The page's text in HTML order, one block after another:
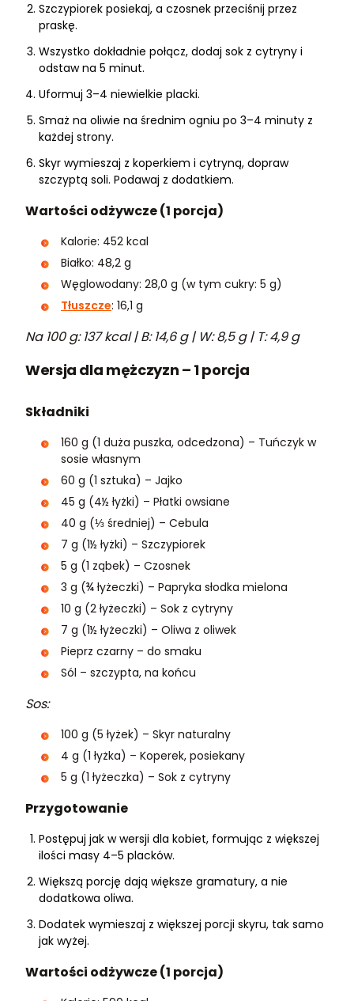
Szczypiorek posiekaj, a czosnek przeciśnij przez
praskę.
Wszystko dokładnie połącz, dodaj sok z cytryny i
odstaw na 5 minut.
Uformuj 3–4 niewielkie placki.
Smaż na oliwie na średnim ogniu po 3–4 minuty z
każdej strony.
Skyr wymieszaj z koperkiem i cytryną, dopraw
szczyptą soli. Podawaj z dodatkiem.
Wartości odżywcze (1 porcja)
Kalorie: 452 kcal
Białko: 48,2 g
Węglowodany: 28,0 g (w tym cukry: 5 g)
Tłuszcze: 16,1 g
Na 100 g: 137 kcal | B: 14,6 g | W: 8,5 g | T: 4,9 g
Wersja dla mężczyzn – 1 porcja
Składniki
160 g (1 duża puszka, odcedzona) – Tuńczyk w
sosie własnym
60 g (1 sztuka) – Jajko
45 g (4½ łyżki) – Płatki owsiane
40 g (⅓ średniej) – Cebula
7 g (1½ łyżki) – Szczypiorek
5 g (1 ząbek) – Czosnek
3 g (¾ łyżeczki) – Papryka słodka mielona
10 g (2 łyżeczki) – Sok z cytryny
7 g (1½ łyżeczki) – Oliwa z oliwek
Pieprz czarny – do smaku
Sól – szczypta, na końcu
Sos:
100 g (5 łyżek) – Skyr naturalny
4 g (1 łyżka) – Koperek, posiekany
5 g (1 łyżeczka) – Sok z cytryny
Przygotowanie
Postępuj jak w wersji dla kobiet, formując z większej
ilości masy 4–5 placków.
Większą porcję dają większe gramatury, a nie
dodatkowa oliwa.
Dodatek wymieszaj z większej porcji skyru, tak samo
jak wyżej.
Wartości odżywcze (1 porcja)